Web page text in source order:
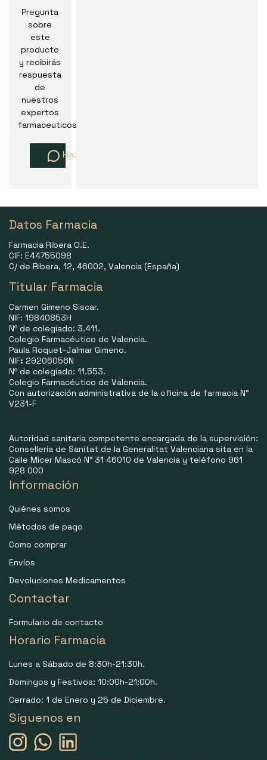
Pregunta
sobre
este
producto
y recibirás
respuesta
de
nuestros
expertos
farmaceuticos
Haz una pregunta
Datos Farmacia
Farmacia Ribera O.E.
CIF: E44755098
C/ de Ribera, 12, 46002, Valencia (España)
Titular Farmacia
Carmen Gimeno Siscar.
NIF: 19840853H
Nº de colegiado: 3.411.
Colegio Farmacéutico de Valencia.
Paula Roquet-Jalmar Gimeno.
NIF: 29206056N
Nº de colegiado: 11.553.
Colegio Farmacéutico de Valencia.
Con autorización administrativa de la oficina de farmacia N°
V231-F
Autoridad sanitaria competente encargada de la supervisión:
Consellería de Sanitat de la Generalitat Valenciana sita en la
Calle Micer Mascó N° 31 46010 de Valencia y teléfono 961
928 000
Información
Quiénes somos
Métodos de pago
Como comprar
Envíos
Devoluciones Medicamentos
Contactar
Formulario de contacto
Horario Farmacia
Lunes a Sábado de 8:30h-21:30h.
Domingos y Festivos: 10:00h-21:00h.
Cerrado: 1 de Enero y 25 de Diciembre.
Síguenos en